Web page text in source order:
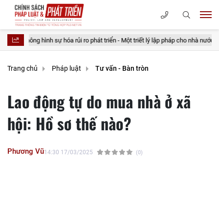
sự hóa rủi ro phát triển - Một triết lý lập pháp cho nhà nước kiến tạo
Trang chủ Pháp luật Tư vấn - Bàn tròn
Lao động tự do mua nhà ở xã
hội: Hồ sơ thế nào?
Phương Vũ14:30 17/03/2025 (0)